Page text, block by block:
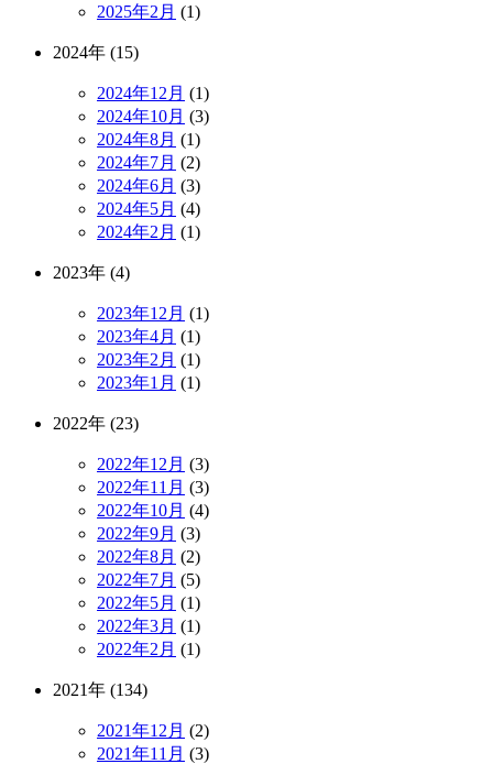
2025年2月 (1)
2024年 (15)
2024年12月 (1)
2024年10月 (3)
2024年8月 (1)
2024年7月 (2)
2024年6月 (3)
2024年5月 (4)
2024年2月 (1)
2023年 (4)
2023年12月 (1)
2023年4月 (1)
2023年2月 (1)
2023年1月 (1)
2022年 (23)
2022年12月 (3)
2022年11月 (3)
2022年10月 (4)
2022年9月 (3)
2022年8月 (2)
2022年7月 (5)
2022年5月 (1)
2022年3月 (1)
2022年2月 (1)
2021年 (134)
2021年12月 (2)
2021年11月 (3)